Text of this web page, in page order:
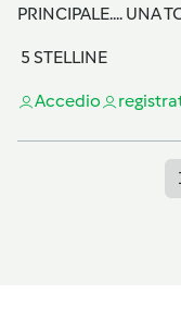
PRINCIPALE.... UNA
5 STELLINE
Accedio